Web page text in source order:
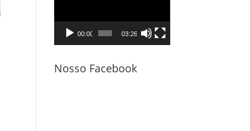
vídeo
00:00 03:26
Nosso Facebook